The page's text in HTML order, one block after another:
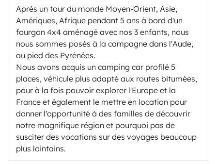
Après un tour du monde Moyen-Orient, Asie,
Amériques, Afrique pendant 5 ans à bord d'un
fourgon 4x4 aménagé avec nos 3 enfants, nous
nous sommes posés à la campagne dans l'Aude,
au pied des Pyrénées.
Nous avons acquis un camping car profilé 5
places, véhicule plus adapté aux routes bitumées,
pour à la fois pouvoir explorer l'Europe et la
France et également le mettre en location pour
donner l'opportunité à des familles de découvrir
notre magnifique région et pourquoi pas de
susciter des vocations sur des voyages beaucoup
plus lointains.